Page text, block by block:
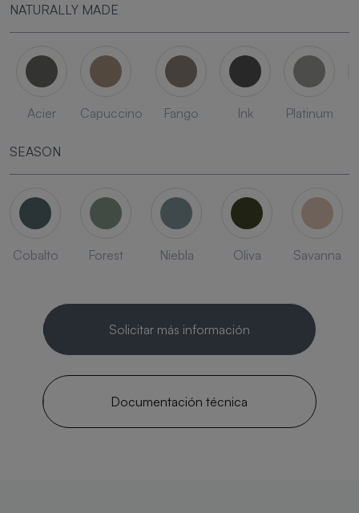
NATURALLY MADE
Acier Capuccino Fango Ink Platinum
SEASON
Cobalto Forest Niebla Oliva Savanna
Solicitar más información
Documentación técnica